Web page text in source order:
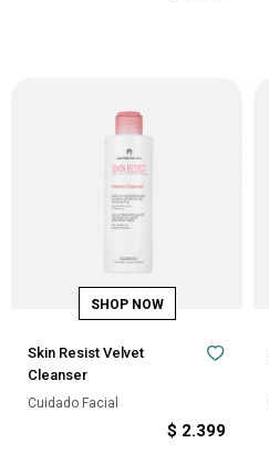
Skin Resist Velvet
Cleanser
Cuidado Facial
$ 2.399